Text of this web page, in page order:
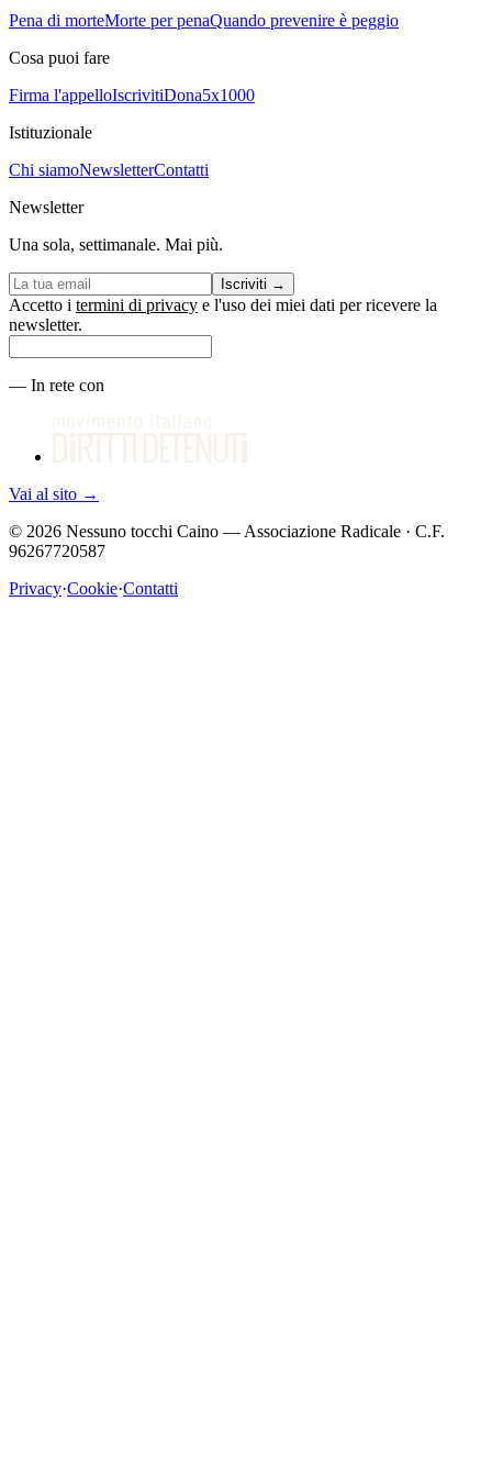
Pena di morteMorte per penaQuando prevenire è peggio
Cosa puoi fare
Firma l'appelloIscrivitiDona5x1000
Istituzionale
Chi siamoNewsletterContatti
Newsletter
Una sola, settimanale. Mai più.
Iscriviti →
Accetto i termini di privacy e l'uso dei miei dati per ricevere la
newsletter.
— In rete con
Vai al sito →
© 2026 Nessuno tocchi Caino — Associazione Radicale · C.F.
96267720587
Privacy·Cookie·Contatti